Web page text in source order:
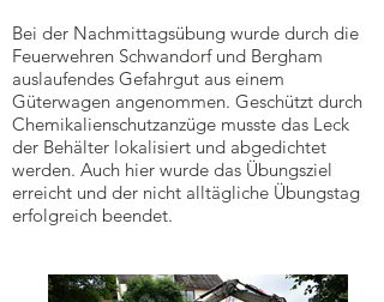
Bei der Nachmittagsübung wurde durch die
Feuerwehren Schwandorf und Bergham
auslaufendes Gefahrgut aus einem
Güterwagen angenommen. Geschützt durch
Chemikalienschutzanzüge musste das Leck
der Behälter lokalisiert und abgedichtet
werden. Auch hier wurde das Übungsziel
erreicht und der nicht alltägliche Übungstag
erfolgreich beendet.